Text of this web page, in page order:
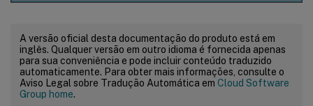
A versão oficial desta documentação do produto está em
inglês. Qualquer versão em outro idioma é fornecida apenas
para sua conveniência e pode incluir conteúdo traduzido
automaticamente. Para obter mais informações, consulte o
Aviso Legal sobre Tradução Automática em Cloud Software
Group home.